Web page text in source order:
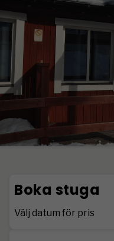
Boka stuga
Välj datum för pris